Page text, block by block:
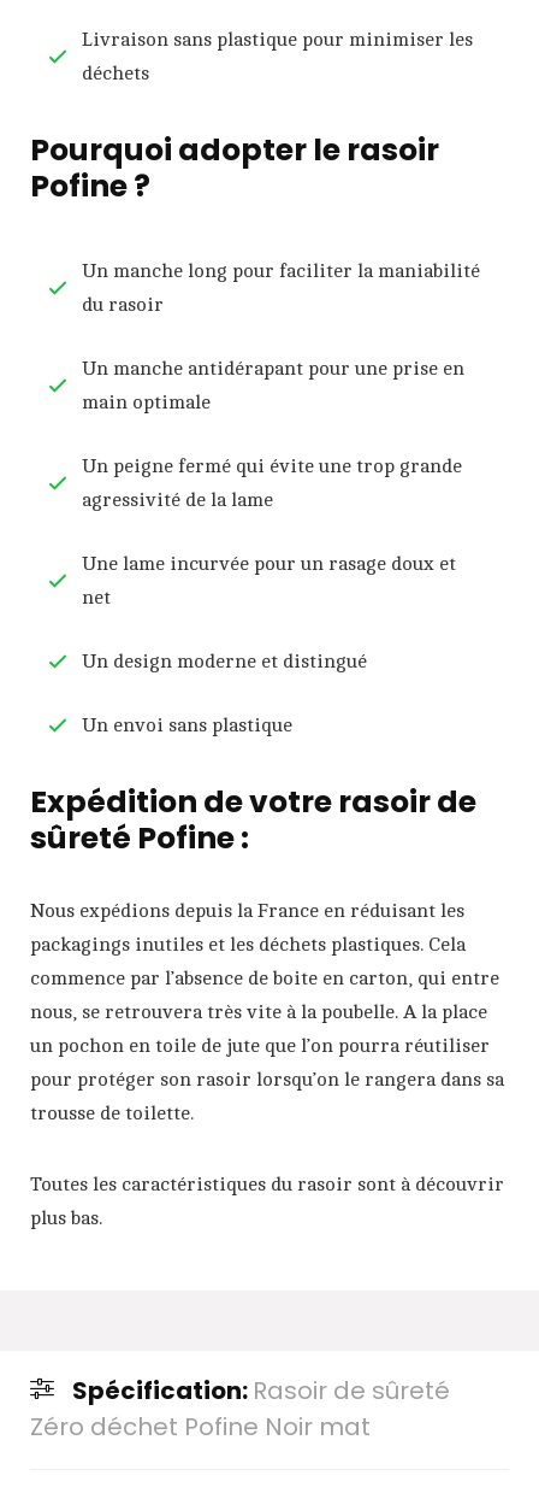
Livraison sans plastique pour minimiser les
déchets
Pourquoi adopter le rasoir
Pofine ?
Un manche long pour faciliter la maniabilité
du rasoir
Un manche antidérapant pour une prise en
main optimale
Un peigne fermé qui évite une trop grande
agressivité de la lame
Une lame incurvée pour un rasage doux et
net
Un design moderne et distingué
Un envoi sans plastique
Expédition de votre rasoir de
sûreté Pofine :
Nous expédions depuis la France en réduisant les
packagings inutiles et les déchets plastiques. Cela
commence par l’absence de boite en carton, qui entre
nous, se retrouvera très vite à la poubelle. A la place
un pochon en toile de jute que l’on pourra réutiliser
pour protéger son rasoir lorsqu’on le rangera dans sa
trousse de toilette.
Toutes les caractéristiques du rasoir sont à découvrir
plus bas.
Spécification: Rasoir de sûreté
Zéro déchet Pofine Noir mat